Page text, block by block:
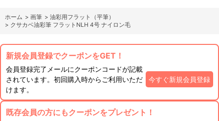
ホーム > 画筆 > 油彩用フラット（平筆）
> クサカベ油彩筆 フラットNLH 4号 ナイロン毛
新規会員登録でクーポンをGET！
会員登録完了メールにクーポンコードが記載
されています。初回購入時からご利用いただ
けます。
今すぐ新規会員登録
既存会員の方にもクーポンをプレゼント！